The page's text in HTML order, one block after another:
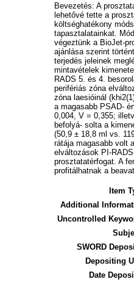
Bevezetés: A
lehetővé tette a
költséghatékony
tapasztalatainkat.
végeztünk a BioJet-
ajánlása szerint
terjedés jeleinek
mintavételek
RADS 5. és 4.
perifériás zóna
zóna laesióinál
a magasabb PSAD-
0,004, V = 0,355;
befolyá- solta a
(50,9 ± 18,8 ml vs.
rátája magasabb volt
elváltozások PI-
prosztatatérfogat. A
profitálhatnak a
Item
Additional
Uncontrolled
SWORD
Depositing
Date